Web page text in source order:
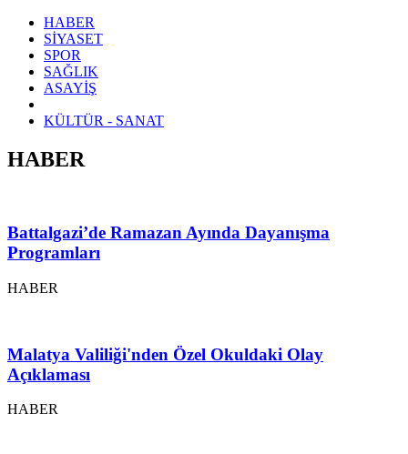
HABER
SİYASET
SPOR
SAĞLIK
ASAYİŞ
KÜLTÜR - SANAT
HABER
Battalgazi’de Ramazan Ayında Dayanışma
Programları
HABER
Malatya Valiliği'nden Özel Okuldaki Olay
Açıklaması
HABER